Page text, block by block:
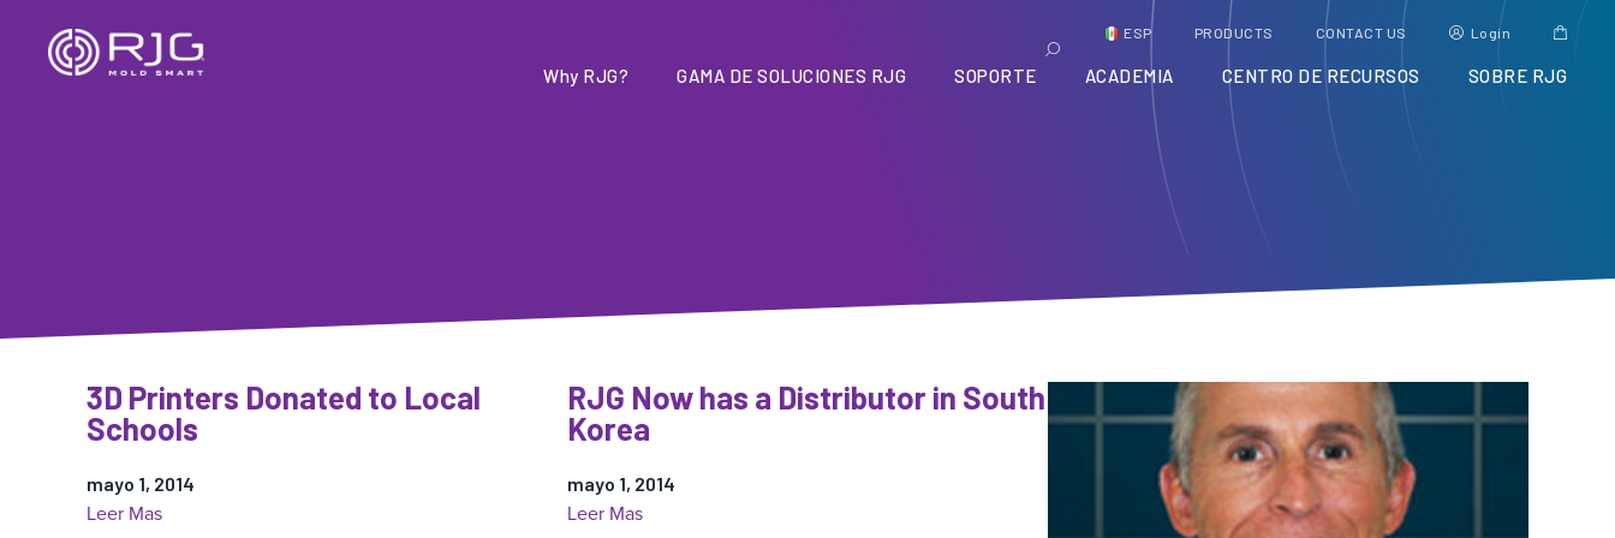
contenido
ESP PRODUCTS CONTACT US Login
Why RJG? GAMA DE SOLUCIONES RJG SOPORTE ACADEMIA CENTRO DE RECURSOS SOBRE RJG
3D Printers Donated to Local
Schools
mayo 1, 2014
Leer Mas:
RJG Now has a Distributor in South
Korea
mayo 1, 2014
Leer Mas: